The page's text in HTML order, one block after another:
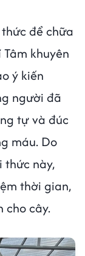
để chữa
khuyên
ý kiến
người đã
tự và đúc
máu. Do
thức này,
thời gian,
cho cây.